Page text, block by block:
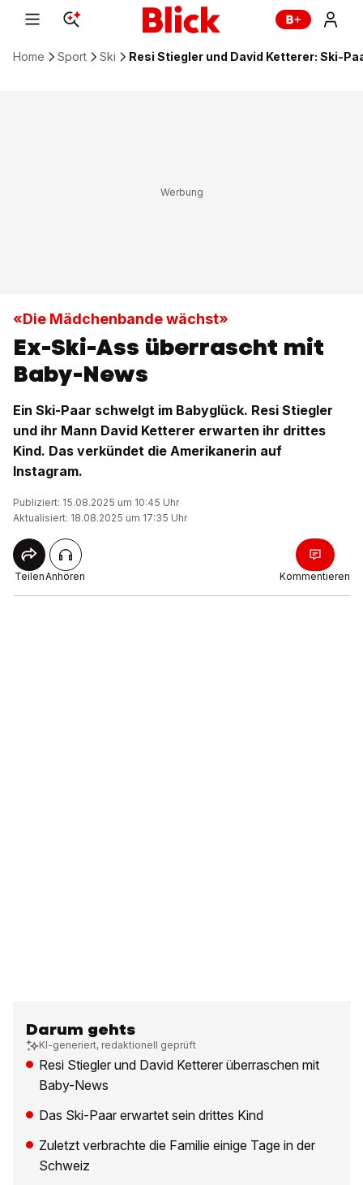
Home Sport Ski Resi Stiegler und David Ketterer: Ski-
«Die Mädchenbande wächst»
Ex-Ski-Ass überrascht mit
Baby-News
Ein Ski-Paar schwelgt im Babyglück. Resi Stiegler
und ihr Mann David Ketterer erwarten ihr drittes
Kind. Das verkündet die Amerikanerin auf
Instagram.
Publiziert: 15.08.2025 um 10:45 Uhr
Aktualisiert: 18.08.2025 um 17:35 Uhr
TeilenAnhören Kommentieren
Darum gehts
KI-generiert, redaktionell geprüft
Resi Stiegler und David Ketterer überraschen mit
Baby-News
Das Ski-Paar erwartet sein drittes Kind
Zuletzt verbrachte die Familie einige Tage in der
Schweiz